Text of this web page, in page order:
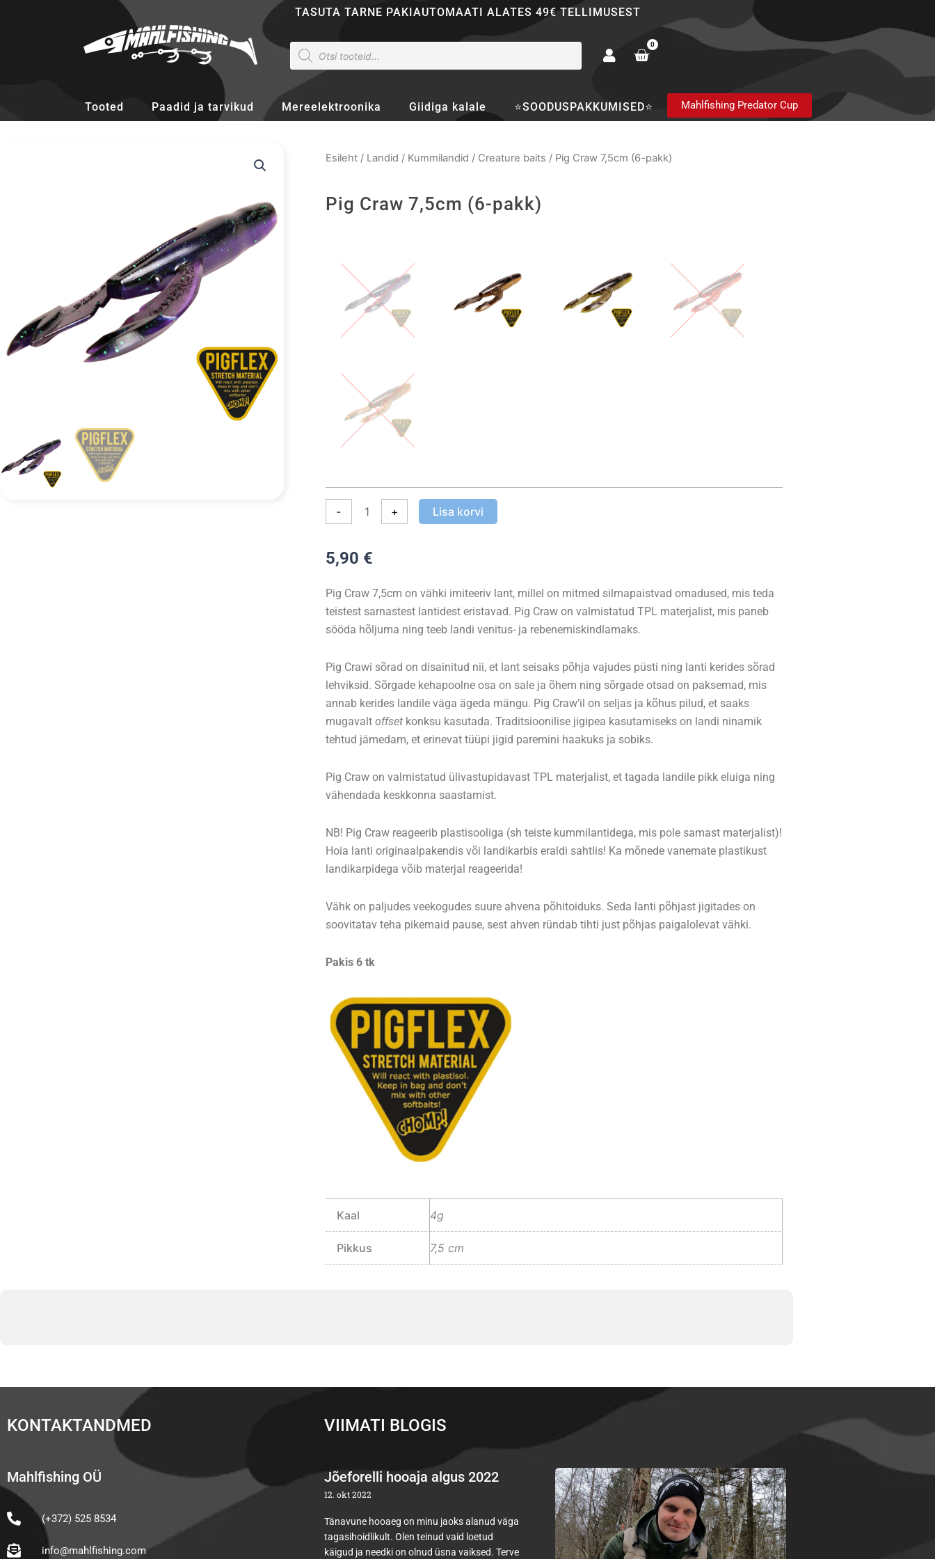
TASUTA TARNE PAKIAUTOMAATI ALATES 49€ TELLIMUSEST
Products
search
0
Cart
Tooted Paadid ja tarvikud Mereelektroonika Giidiga kalale ⭐SOODUSPAKKUMISED⭐ Mahlfishing Predator Cup
Esileht/ Landid / Kummilandid / Creature baits / Pig Craw 7,5cm (6-pakk)
Pig Craw 7,5cm (6-pakk)
-
Craw
pakk)
kogus
+ Lisa korvi
5,90 €
Pig Craw 7,5cm on vähki imiteeriv lant, millel on mitmed silmapaistvad omadused, mis teda
teistest sarnastest lantidest eristavad. Pig Craw on valmistatud TPL materjalist, mis paneb
sööda hõljuma ning teeb landi venitus- ja rebenemiskindlamaks.
Pig Crawi sõrad on disainitud nii, et lant seisaks põhja vajudes püsti ning lanti kerides sõrad
lehviksid. Sõrgade kehapoolne osa on sale ja õhem ning sõrgade otsad on paksemad, mis
annab kerides landile väga ägeda mängu. Pig Craw’il on seljas ja kõhus pilud, et saaks
mugavalt offsetkonksu kasutada. Traditsioonilise jigipea kasutamiseks on landi ninamik
tehtud jämedam, et erinevat tüüpi jigid paremini haakuks ja sobiks.
Pig Craw on valmistatud ülivastupidavast TPL materjalist, et tagada landile pikk eluiga ning
vähendada keskkonna saastamist.
NB! Pig Craw reageerib plastisooliga (sh teiste kummilantidega, mis pole samast materjalist)!
Hoia lanti originaalpakendis või landikarbis eraldi sahtlis! Ka mõnede vanemate plastikust
landikarpidega võib materjal reageerida!
Vähk on paljudes veekogudes suure ahvena põhitoiduks. Seda lanti põhjast jigitades on
soovitatav teha pikemaid pause, sest ahven ründab tihti just põhjas paigalolevat vähki.
Pakis 6 tk
Kaal 4g
Pikkus 7,5 cm
KONTAKTANDMED
Mahlfishing OÜ
(+372) 525 8534
info@mahlfishing.com
VIIMATI BLOGIS
Jõeforelli hooaja algus 2022
12. okt 2022
Tänavune hooaeg on minu jaoks alanud väga
tagasihoidlikult. Olen teinud vaid loetud
käigud ja needki on olnud üsna vaiksed. Terve